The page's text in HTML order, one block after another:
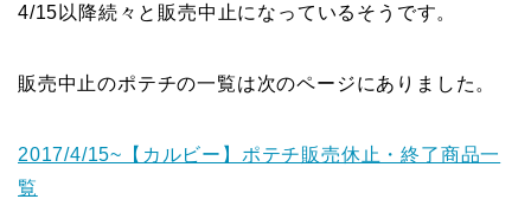
4/15以降続々と販売中止になっているそうです。
販売中止のポテチの一覧は次のページにありました。
2017/4/15~【カルビー】ポテチ販売休止・終了商品一
覧